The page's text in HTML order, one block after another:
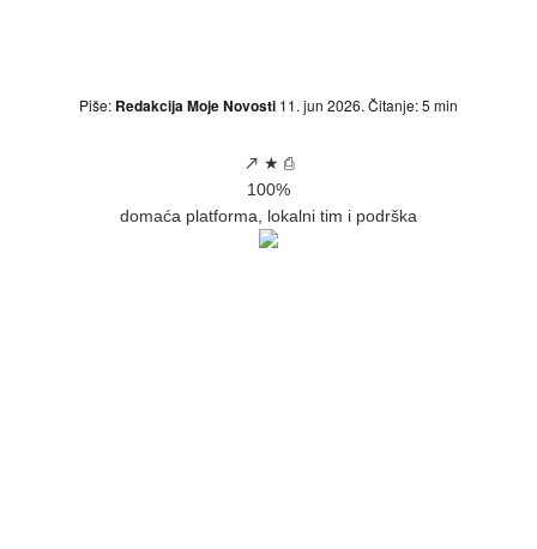
Piše: Redakcija Moje Novosti 11. jun 2026. Čitanje: 5 min
↗ ★ ⎙
100%
domaća platforma, lokalni tim i podrška